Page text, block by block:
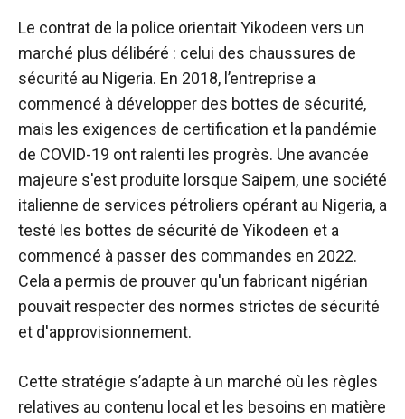
Le contrat de la police orientait Yikodeen vers un
marché plus délibéré : celui des chaussures de
sécurité au Nigeria. En 2018, l’entreprise a
commencé à développer des bottes de sécurité,
mais les exigences de certification et la pandémie
de COVID-19 ont ralenti les progrès. Une avancée
majeure s'est produite lorsque Saipem, une société
italienne de services pétroliers opérant au Nigeria, a
testé les bottes de sécurité de Yikodeen et a
commencé à passer des commandes en 2022.
Cela a permis de prouver qu'un fabricant nigérian
pouvait respecter des normes strictes de sécurité
et d'approvisionnement.
Cette stratégie s’adapte à un marché où les règles
relatives au contenu local et les besoins en matière